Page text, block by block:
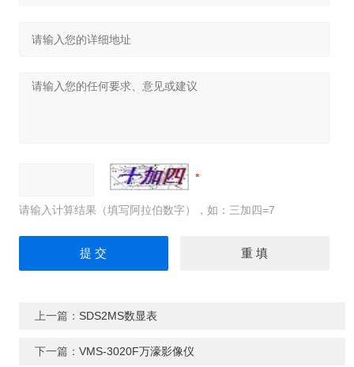
请输入计算结果（填写阿拉伯数字），如：三加四=7
上一篇： SDS2MS数显表
下一篇： VMS-3020F万濠影像仪